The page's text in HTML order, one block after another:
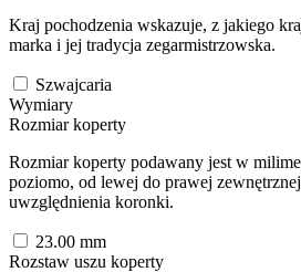
Kraj pochodzenia wskazuje, z jakiego
marka i jej tradycja zegarmistrzowska.
Szwajcaria
Wymiary
Rozmiar koperty
Rozmiar koperty podawany jest w
poziomo, od lewej do prawej
uwzględnienia koronki.
23.00 mm
Rozstaw uszu koperty